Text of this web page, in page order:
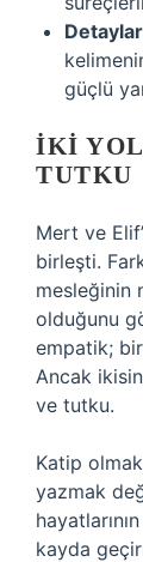
güçlü
İKI
TUTKU
Mert ve
birleşti.
mesleğinin
olduğunu
empatik;
Ancak
ve tutku.
Katip
yazmak
kayda